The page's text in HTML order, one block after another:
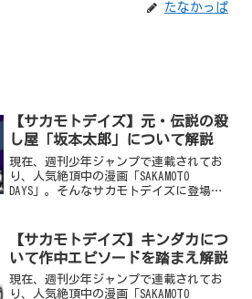
たなかっぱ
【サカモトデイズ】元・伝説の殺
し屋「坂本太郎」について解説
現在、週刊少年ジャンプで連載されてお
り、人気絶頂中の漫画「SAKAMOTO
DAYS」。そんなサカモトデイズに登場す
はありますが、実際のところ実力につい
てはどうなのか。...
【サカモトデイズ】キンダカにつ
いて作中エピソードを踏まえ解説
現在、週刊少年ジャンプで連載されてお
り、人気絶頂中の漫画「SAKAMOTO